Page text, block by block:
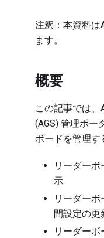
注釈：本資料は
ます。
概要
この記事では、
(AGS) 管理ポー
ボードを管理す
リーダー
示
リーダー
間設定の更
リーダーボ